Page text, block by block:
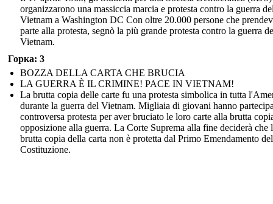
organizzarono una massiccia marcia e protesta contro la guerra
Vietnam a Washington DC Con oltre 20.000 persone che
parte alla protesta, segnò la più grande protesta contro la guerra
Vietnam.
Горка: 3
BOZZA DELLA CARTA CHE BRUCIA
LA GUERRA È IL CRIMINE! PACE IN VIETNAM!
La brutta copia delle carte fu una protesta simbolica in tutta
durante la guerra del Vietnam. Migliaia di giovani hanno
controversa protesta per aver bruciato le loro carte alla brutta
opposizione alla guerra. La Corte Suprema alla fine deciderà che
brutta copia della carta non è protetta dal Primo Emendamento
Costituzione.